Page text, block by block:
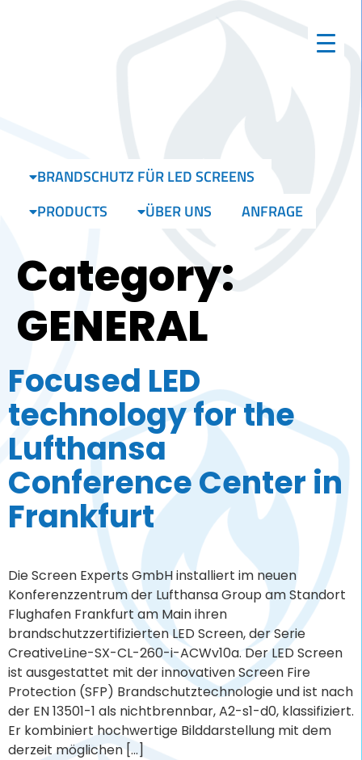
BRANDSCHUTZ FÜR LED SCREENS
PRODUCTS
ÜBER UNS ANFRAGE
Category:
GENERAL
Focused LED
technology for the
Lufthansa
Conference Center in
Frankfurt
Die Screen Experts GmbH installiert im neuen
Konferenzzentrum der Lufthansa Group am Standort
Flughafen Frankfurt am Main ihren
brandschutzzertifizierten LED Screen, der Serie
CreativeLine-SX-CL-260-i-ACWv10a. Der LED Screen
ist ausgestattet mit der innovativen Screen Fire
Protection (SFP) Brandschutztechnologie und ist nach
der EN 13501-1 als nichtbrennbar, A2-s1-d0, klassifiziert.
Er kombiniert hochwertige Bilddarstellung mit dem
derzeit möglichen […]